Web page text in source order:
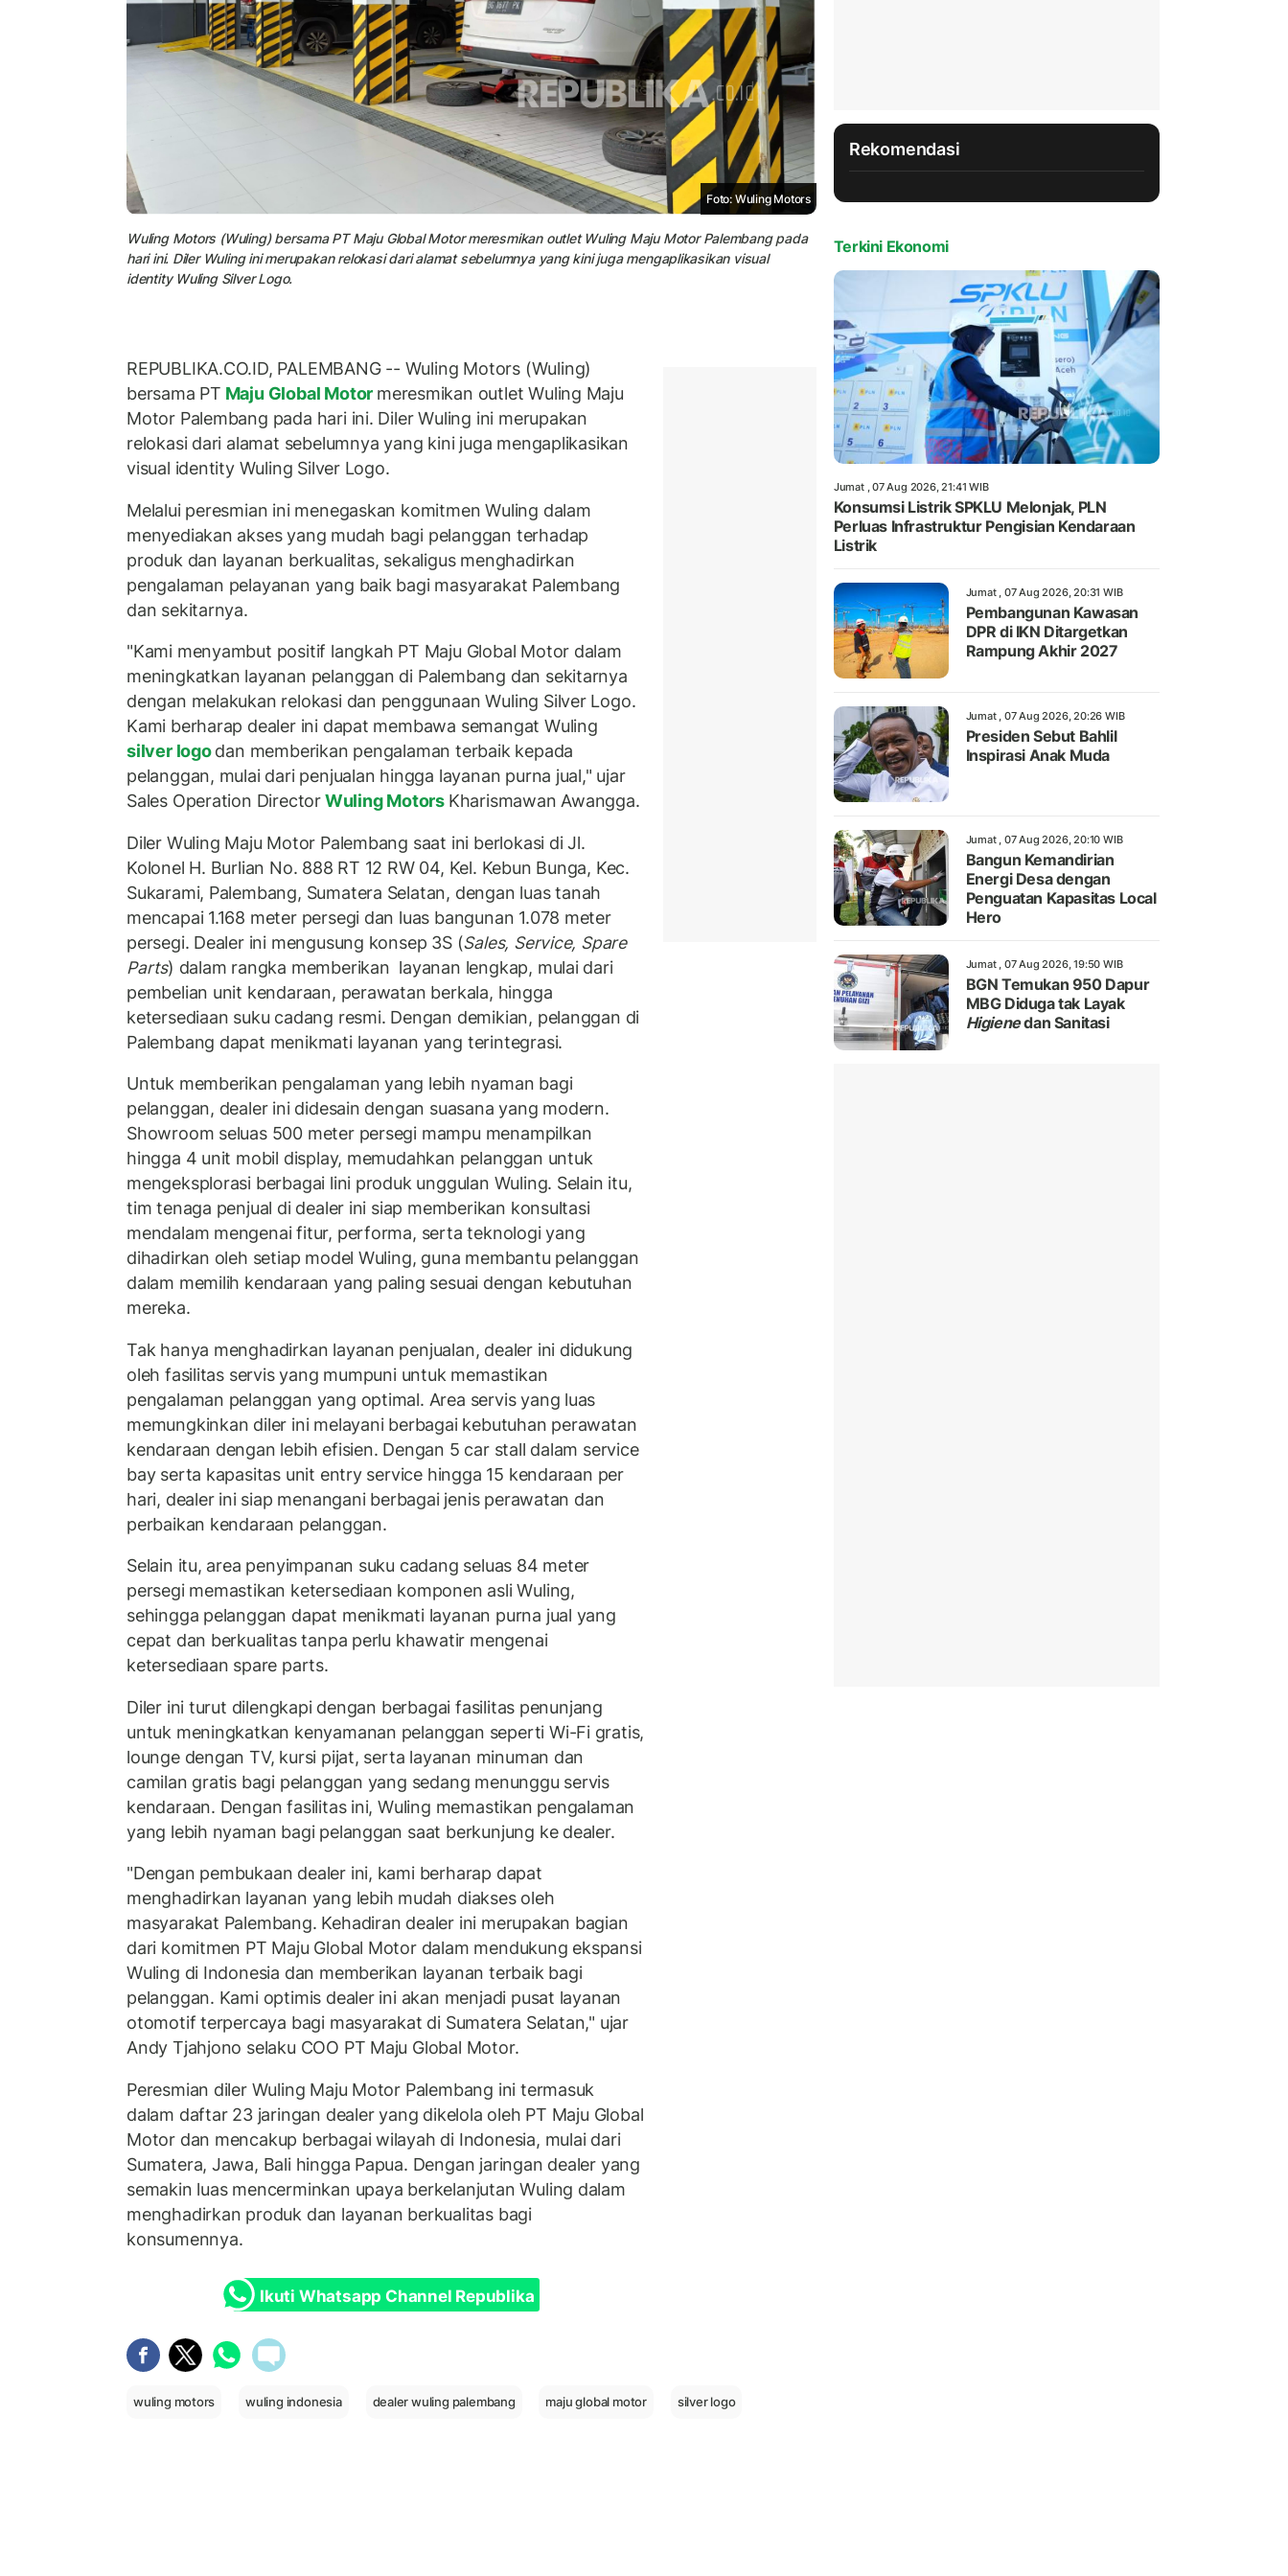
Foto: Wuling Motors
Wuling Motors (Wuling) bersama PT Maju Global Motor meresmikan outlet Wuling Maju Motor Palembang pada
hari ini. Diler Wuling ini merupakan relokasi dari alamat sebelumnya yang kini juga mengaplikasikan visual
identity Wuling Silver Logo.
REPUBLIKA.CO.ID, PALEMBANG -- Wuling Motors (Wuling)
bersama PT Maju Global Motor meresmikan outlet Wuling Maju
Motor Palembang pada hari ini. Diler Wuling ini merupakan
relokasi dari alamat sebelumnya yang kini juga mengaplikasikan
visual identity Wuling Silver Logo.
Melalui peresmian ini menegaskan komitmen Wuling dalam
menyediakan akses yang mudah bagi pelanggan terhadap
produk dan layanan berkualitas, sekaligus menghadirkan
pengalaman pelayanan yang baik bagi masyarakat Palembang
dan sekitarnya.
"Kami menyambut positif langkah PT Maju Global Motor dalam
meningkatkan layanan pelanggan di Palembang dan sekitarnya
dengan melakukan relokasi dan penggunaan Wuling Silver Logo.
Kami berharap dealer ini dapat membawa semangat Wuling
silver logodan memberikan pengalaman terbaik kepada
pelanggan, mulai dari penjualan hingga layanan purna jual," ujar
Sales Operation DirectorWuling Motors Kharismawan Awangga.
Diler Wuling Maju Motor Palembang saat ini berlokasi di Jl.
Kolonel H. Burlian No. 888 RT 12 RW 04, Kel. Kebun Bunga, Kec.
Sukarami, Palembang, Sumatera Selatan, dengan luas tanah
mencapai 1.168 meter persegi dan luas bangunan 1.078 meter
persegi. Dealer ini mengusung konsep 3S (Sales, Service, Spare
Parts) dalam rangka memberikan layanan lengkap, mulai dari
pembelian unit kendaraan, perawatan berkala, hingga
ketersediaan suku cadang resmi. Dengan demikian, pelanggan di
Palembang dapat menikmati layanan yang terintegrasi.
Untuk memberikan pengalaman yang lebih nyaman bagi
pelanggan, dealer ini didesain dengan suasana yang modern.
Showroom seluas 500 meter persegi mampu menampilkan
hingga 4 unit mobil display, memudahkan pelanggan untuk
mengeksplorasi berbagai lini produk unggulan Wuling. Selain itu,
tim tenaga penjual di dealer ini siap memberikan konsultasi
mendalam mengenai fitur, performa, serta teknologi yang
dihadirkan oleh setiap model Wuling, guna membantu pelanggan
dalam memilih kendaraan yang paling sesuai dengan kebutuhan
mereka.
Tak hanya menghadirkan layanan penjualan, dealer ini didukung
oleh fasilitas servis yang mumpuni untuk memastikan
pengalaman pelanggan yang optimal. Area servis yang luas
memungkinkan diler ini melayani berbagai kebutuhan perawatan
kendaraan dengan lebih efisien. Dengan 5 car stall dalam service
bay serta kapasitas unit entry service hingga 15 kendaraan per
hari, dealer ini siap menangani berbagai jenis perawatan dan
perbaikan kendaraan pelanggan.
Selain itu, area penyimpanan suku cadang seluas 84 meter
persegi memastikan ketersediaan komponen asli Wuling,
sehingga pelanggan dapat menikmati layanan purna jual yang
cepat dan berkualitas tanpa perlu khawatir mengenai
ketersediaan spare parts.
Diler ini turut dilengkapi dengan berbagai fasilitas penunjang
untuk meningkatkan kenyamanan pelanggan seperti Wi-Fi gratis,
lounge dengan TV, kursi pijat, serta layanan minuman dan
camilan gratis bagi pelanggan yang sedang menunggu servis
kendaraan. Dengan fasilitas ini, Wuling memastikan pengalaman
yang lebih nyaman bagi pelanggan saat berkunjung ke dealer.
"Dengan pembukaan dealer ini, kami berharap dapat
menghadirkan layanan yang lebih mudah diakses oleh
masyarakat Palembang. Kehadiran dealer ini merupakan bagian
dari komitmen PT Maju Global Motor dalam mendukung ekspansi
Wuling di Indonesia dan memberikan layanan terbaik bagi
pelanggan. Kami optimis dealer ini akan menjadi pusat layanan
otomotif terpercaya bagi masyarakat di Sumatera Selatan," ujar
Andy Tjahjono selaku COO PT Maju Global Motor.
Peresmian diler Wuling Maju Motor Palembang ini termasuk
dalam daftar 23 jaringan dealer yang dikelola oleh PT Maju Global
Motor dan mencakup berbagai wilayah di Indonesia, mulai dari
Sumatera, Jawa, Bali hingga Papua. Dengan jaringan dealer yang
semakin luas mencerminkan upaya berkelanjutan Wuling dalam
menghadirkan produk dan layanan berkualitas bagi
konsumennya.
Ikuti Whatsapp Channel Republika
wuling motors wuling indonesia dealer wuling palembang maju global motor silver logo
Rekomendasi
Terkini Ekonomi
Jumat , 07 Aug 2026, 21:41 WIB
Konsumsi Listrik SPKLU Melonjak, PLN
Perluas Infrastruktur Pengisian Kendaraan
Listrik
Jumat , 07 Aug 2026, 20:31 WIB
Pembangunan Kawasan
DPR di IKN Ditargetkan
Rampung Akhir 2027
Jumat , 07 Aug 2026, 20:26 WIB
Presiden Sebut Bahlil
Inspirasi Anak Muda
Jumat , 07 Aug 2026, 20:10 WIB
Bangun Kemandirian
Energi Desa dengan
Penguatan Kapasitas Local
Hero
Jumat , 07 Aug 2026, 19:50 WIB
BGN Temukan 950 Dapur
MBG Diduga tak Layak
Higienedan Sanitasi